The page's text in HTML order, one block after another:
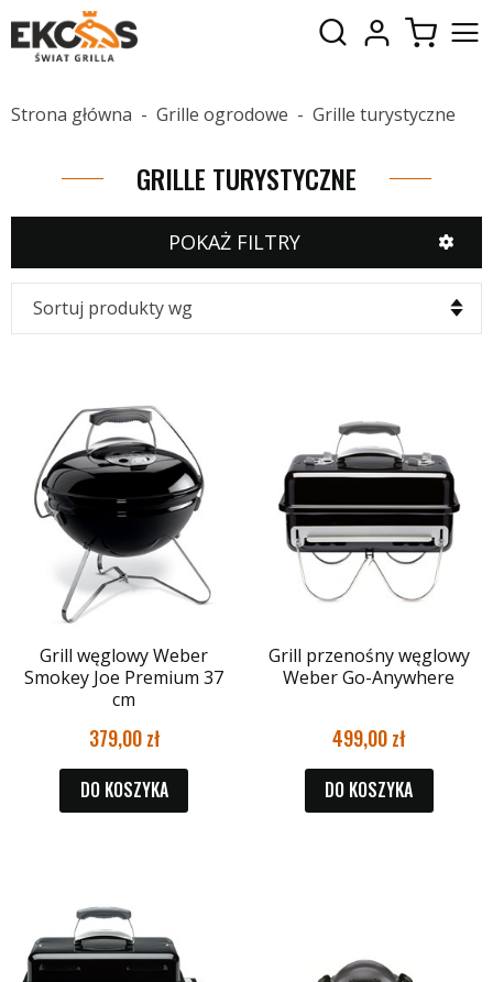
Strona główna Grille ogrodowe Grille turystyczne
GRILLE TURYSTYCZNE
POKAŻ FILTRY
Sortuj produkty wg
Grill węglowy Weber
Smokey Joe Premium 37
cm
379,00
DO KOSZYKA
Grill przenośny węglowy
Weber Go-Anywhere
499,00
DO KOSZYKA